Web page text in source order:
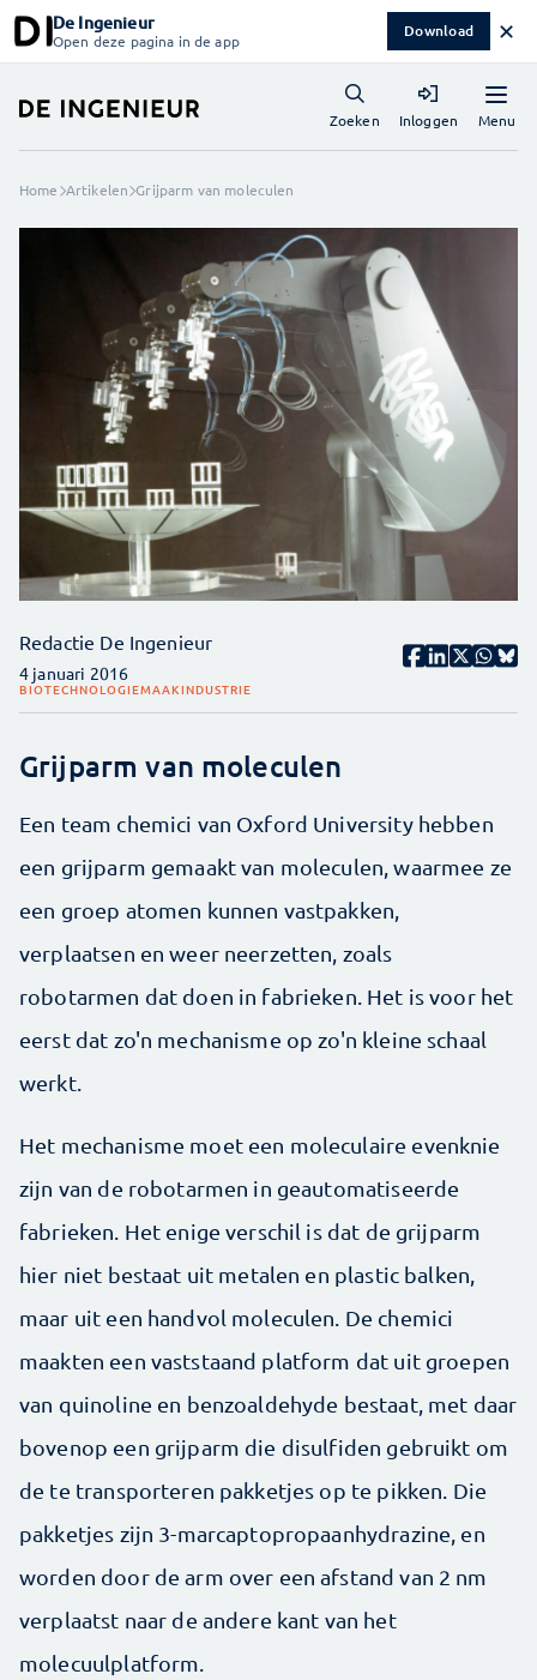
De Ingenieur
Open deze pagina in de app Download ✕
Menu
Zoeken Inloggen
Home Artikelen Grijparm van moleculen
Redactie De Ingenieur
4 januari 2016
BIOTECHNOLOGIEMAAKINDUSTRIE
Grijparm van moleculen
Een team chemici van Oxford University hebben
een grijparm gemaakt van moleculen, waarmee ze
een groep atomen kunnen vastpakken,
verplaatsen en weer neerzetten, zoals
robotarmen dat doen in fabrieken. Het is voor het
eerst dat zo'n mechanisme op zo'n kleine schaal
werkt.
Het mechanisme moet een moleculaire evenknie
zijn van de robotarmen in geautomatiseerde
fabrieken. Het enige verschil is dat de grijparm
hier niet bestaat uit metalen en plastic balken,
maar uit een handvol moleculen. De chemici
maakten een vaststaand platform dat uit groepen
van quinoline en benzoaldehyde bestaat, met daar
bovenop een grijparm die disulfiden gebruikt om
de te transporteren pakketjes op te pikken. Die
pakketjes zijn 3-marcaptopropaanhydrazine, en
worden door de arm over een afstand van 2 nm
verplaatst naar de andere kant van het
molecuulplatform.